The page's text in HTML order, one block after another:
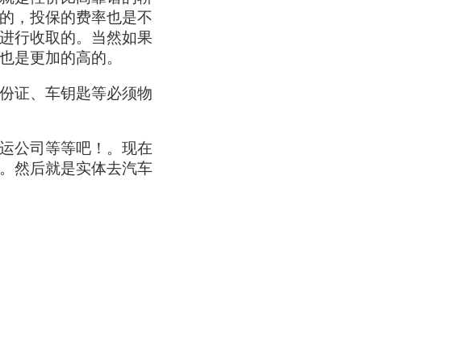
，投保的费率也是不
行收取的。当然如果
是更加的高的。
证、车钥匙等必须物
公司等等吧！。现在
然后就是实体去汽车